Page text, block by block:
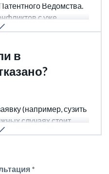
Ведомства.
с уже
в
(например, сузить
случаях стоит
*